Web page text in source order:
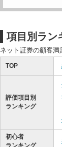
項目別ラン
ネット証券の顧客満
TOP
評価項目別
ランキング
初心者
ランキング